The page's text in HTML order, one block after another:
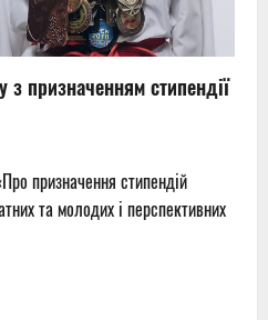
з призначенням стипендії
призначення стипендій
та молодих і перспективних